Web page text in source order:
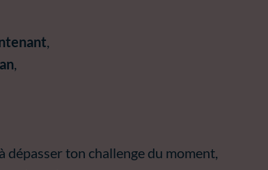
dépasser ton challenge du moment,